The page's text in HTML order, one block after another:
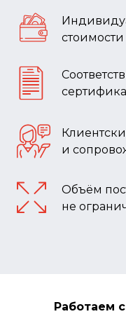
стоимости
и
Объём
не
Работаем